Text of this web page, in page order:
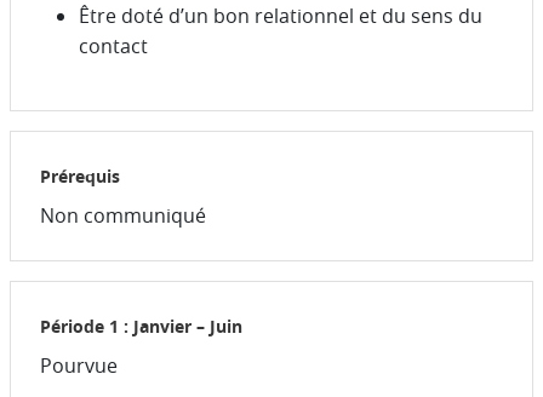
Être doté d’un bon relationnel et du sens du
contact
Prérequis
Non communiqué
Période 1 : Janvier – Juin
Pourvue